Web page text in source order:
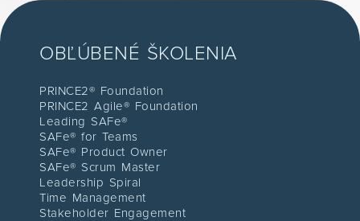
OBĽÚBENÉ ŠKOLENIA
PRINCE2® Foundation
PRINCE2 Agile® Foundation
Leading SAFe®
SAFe® for Teams
SAFe® Product Owner
SAFe® Scrum Master
Leadership Spiral
Time Management
Stakeholder Engagement